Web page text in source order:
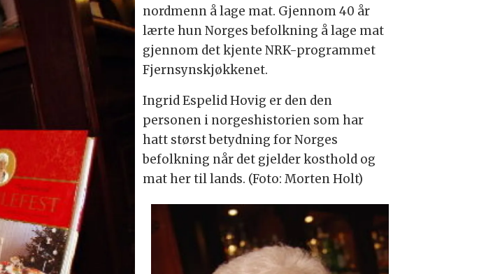
nordmenn å lage mat. Gjennom 40 år
lærte hun Norges befolkning å lage mat
gjennom det kjente NRK-programmet
Fjernsynskjøkkenet.
Ingrid Espelid Hovig er den den
personen i norgeshistorien som har
hatt størst betydning for Norges
befolkning når det gjelder kosthold og
mat her til lands. (Foto: Morten Holt)